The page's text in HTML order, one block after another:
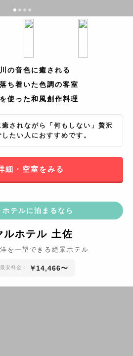
の音色に癒される
ち着いた色調の客室
使った和風創作料理
されながら「何もしない」贅沢
たい人におすすめです。
細・空室をみる
ホテルに泊まるなら
ルホテル 土佐
を一望できる絶景ホテル
安料金： ￥14,466〜